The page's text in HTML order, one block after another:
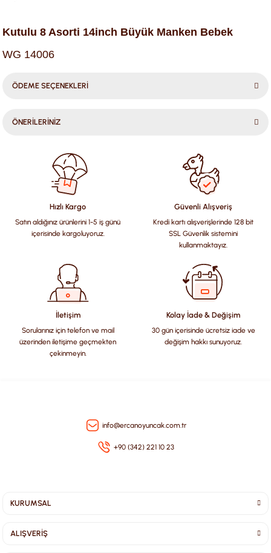
Kutulu 8 Asorti 14inch Büyük Manken Bebek
WG 14006
ÖDEME SEÇENEKLERİ
ÖNERİLERİNİZ
konularda yetersiz gördüğünüz noktaları öneri formunu
kullanarak tarafımıza iletebilirsiniz.
Görüş ve önerileriniz için teşekkür ederiz.
Ürün resmi kalitesiz, bozuk veya görüntülenemiyor.
Ürün açıklamasında eksik bilgiler bulunuyor.
Ürün bilgilerinde hatalar bulunuyor.
Ürün fiyatı diğer sitelerden daha pahalı.
Bu ürüne benzer farklı alternatifler olmalı.
Hızlı Kargo
Satın aldığınız ürünlerini 1-5 iş günü
içerisinde kargoluyoruz.
Güvenli Alışveriş
Kredi kartı alışverişlerinde 128 bit
SSL Güvenlik sistemini
kullanmaktayız.
İletişim
Sorularınız için telefon ve mail
üzerinden iletişime geçmekten
çekinmeyin.
Kolay İade & Değişim
30 gün içerisinde ücretsiz iade ve
değişim hakkı sunuyoruz.
info@ercanoyuncak.com.tr
+90 (342) 221 10 23
KURUMSAL
ALIŞVERİŞ